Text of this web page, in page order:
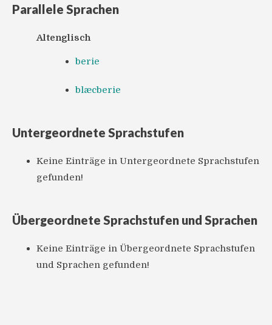
Parallele Sprachen
Altenglisch
berie
blæcberie
Untergeordnete Sprachstufen
Keine Einträge in Untergeordnete Sprachstufen
gefunden!
Übergeordnete Sprachstufen und Sprachen
Keine Einträge in Übergeordnete Sprachstufen
und Sprachen gefunden!